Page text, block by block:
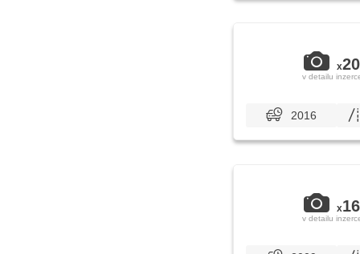
x20
v detailu
2016
x16
v detailu